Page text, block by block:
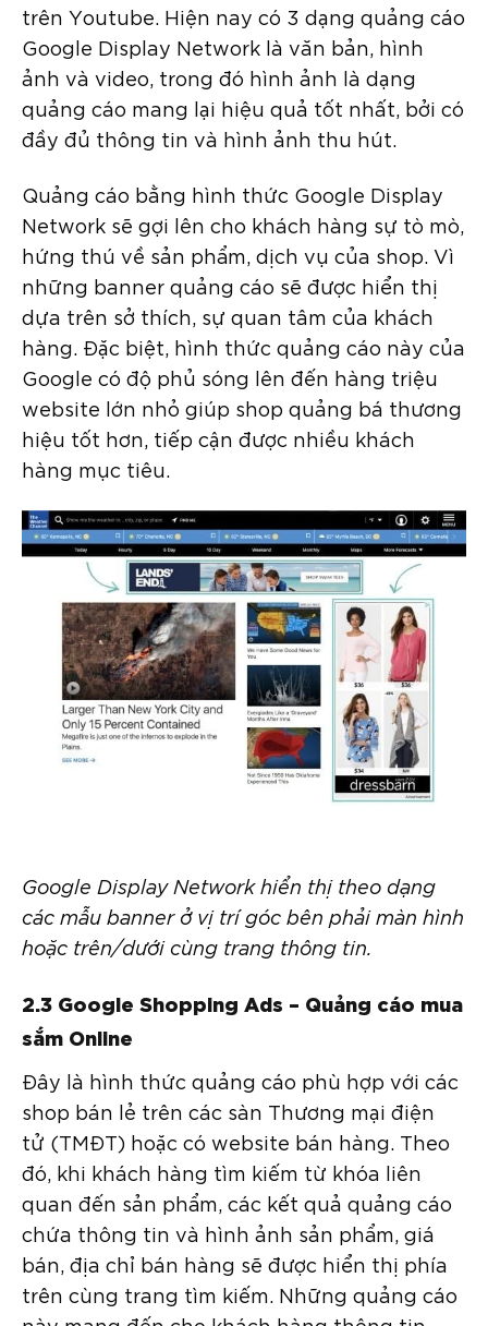
trên Youtube. Hiện nay có 3 dạng quảng cáo
Google Display Network là văn bản, hình
ảnh và video, trong đó hình ảnh là dạng
quảng cáo mang lại hiệu quả tốt nhất, bởi có
đầy đủ thông tin và hình ảnh thu hút.
Quảng cáo bằng hình thức Google Display
Network sẽ gợi lên cho khách hàng sự tò mò,
hứng thú về sản phẩm, dịch vụ của shop. Vì
những banner quảng cáo sẽ được hiển thị
dựa trên sở thích, sự quan tâm của khách
hàng. Đặc biệt, hình thức quảng cáo này của
Google có độ phủ sóng lên đến hàng triệu
website lớn nhỏ giúp shop quảng bá thương
hiệu tốt hơn, tiếp cận được nhiều khách
hàng mục tiêu.
Google Display Network hiển thị theo dạng
các mẫu banner ở vị trí góc bên phải màn hình
hoặc trên/dưới cùng trang thông tin.
2.3 Google Shopping Ads – Quảng cáo mua
sắm Online
Đây là hình thức quảng cáo phù hợp với các
shop bán lẻ trên các sàn Thương mại điện
tử (TMĐT) hoặc có website bán hàng. Theo
đó, khi khách hàng tìm kiếm từ khóa liên
quan đến sản phẩm, các kết quả quảng cáo
chứa thông tin và hình ảnh sản phẩm, giá
bán, địa chỉ bán hàng sẽ được hiển thị phía
trên cùng trang tìm kiếm. Những quảng cáo